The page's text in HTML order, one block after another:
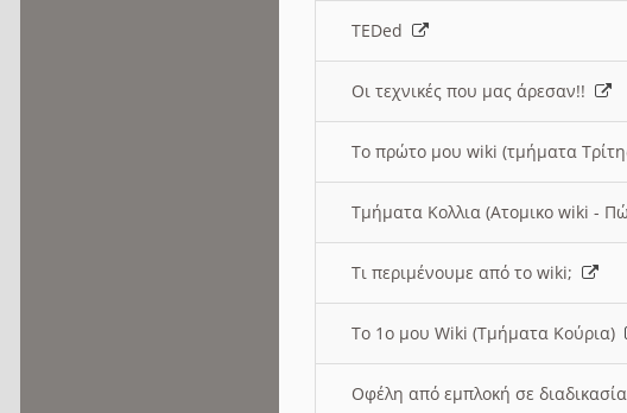
TEDed
Οι τεχνικές που μας άρεσαν!!
Το πρώτο μου wiki (τμήματα
Τμήματα Κολλια (Ατομικο wiki -
Τι περιμένουμε από το wiki;
Το 1ο μου Wiki (Τμήματα Κούρια)
Οφέλη από εμπλοκή σε